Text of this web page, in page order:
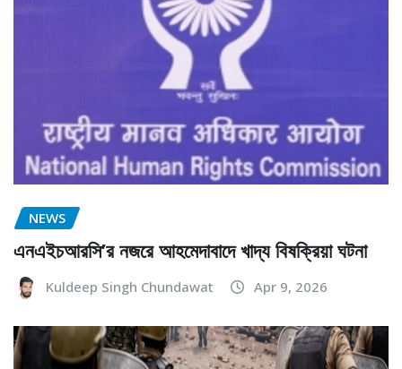
NEWS
এনএইচআরসি’র নজরে আহমেদাবাদে খাদ্য বিষক্রিয়া ঘটনা
Kuldeep Singh Chundawat Apr 9, 2026